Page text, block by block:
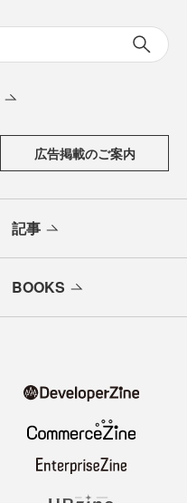
広告掲載のご案内
記事
BOOKS